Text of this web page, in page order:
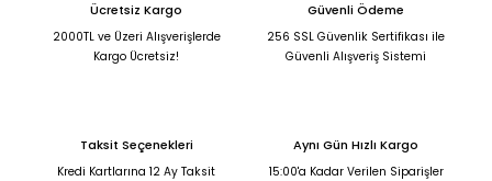
Ücretsiz Kargo
2000TL ve Üzeri Alışverişlerde
Kargo Ücretsiz!
Güvenli Ödeme
256 SSL Güvenlik Sertifikası ile
Güvenli Alışveriş Sistemi
Taksit Seçenekleri
Kredi Kartlarına 12 Ay Taksit
Aynı Gün Hızlı Kargo
15:00'a Kadar Verilen Siparişler